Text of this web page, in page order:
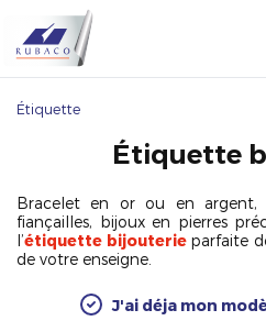
Étiquette
Étiquette
Bracelet en or ou en argent,
fiançailles, bijoux en pierres
l’étiquette bijouterie parfaite
de votre enseigne.
J'ai déja mon